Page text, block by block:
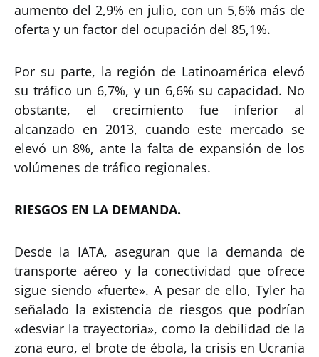
aumento del 2,9% en julio, con un 5,6% más de
oferta y un factor del ocupación del 85,1%.
Por su parte, la región de Latinoamérica elevó
su tráfico un 6,7%, y un 6,6% su capacidad. No
obstante, el crecimiento fue inferior al
alcanzado en 2013, cuando este mercado se
elevó un 8%, ante la falta de expansión de los
volúmenes de tráfico regionales.
RIESGOS EN LA DEMANDA.
Desde la IATA, aseguran que la demanda de
transporte aéreo y la conectividad que ofrece
sigue siendo «fuerte». A pesar de ello, Tyler ha
señalado la existencia de riesgos que podrían
«desviar la trayectoria», como la debilidad de la
zona euro, el brote de ébola, la crisis en Ucrania